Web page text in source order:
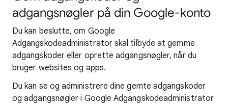
adgangsnøgler på din Google-konto
Du kan beslutte, om Google
Adgangskodeadministrator skal tilbyde at gemme
adgangskoder eller oprette adgangsnøgler, når du
bruger websites og apps.
Du kan se og administrere dine gemte adgangskoder
og adgangsnøgler i Google Adgangskodeadministrator